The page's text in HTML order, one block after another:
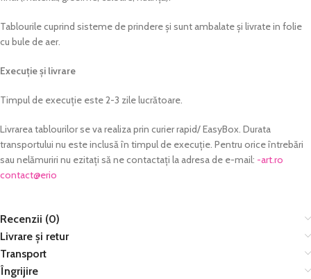
Tablourile cuprind sisteme de prindere și sunt ambalate și livrate in folie
cu bule de aer.
Execuție și livrare
Timpul de execuție este 2-3 zile lucrătoare.
Livrarea tablourilor se va realiza prin curier rapid/ EasyBox. Durata
transportului nu este inclusă în timpul de execuție. Pentru orice întrebări
sau nelămuriri nu ezitați să ne contactați la adresa de e-mail: or.tra-
oire
@tcatnoc
Recenzii (0)
Livrare și retur
Transport
Îngrijire